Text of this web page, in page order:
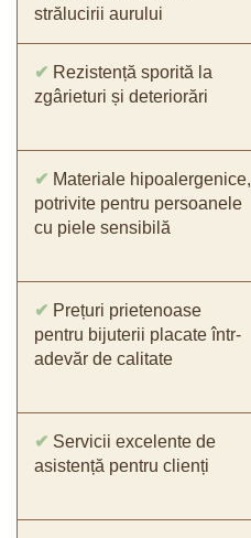
strălucirii aurului
✔ Rezistență sporită la
zgârieturi și deteriorări
✔ Materiale hipoalergenice,
potrivite pentru persoanele
cu piele sensibilă
✔ Prețuri prietenoase
pentru bijuterii placate într-
adevăr de calitate
✔ Servicii excelente de
asistență pentru clienți